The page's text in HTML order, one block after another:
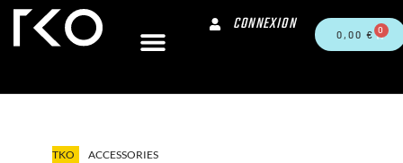
CONNEXION 0,00€ 0
TKO
ACCESSORIES